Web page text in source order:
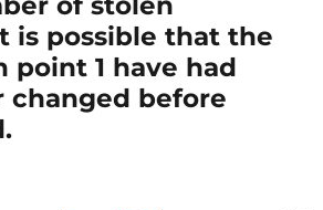
is possible that the
point 1 have had
changed before